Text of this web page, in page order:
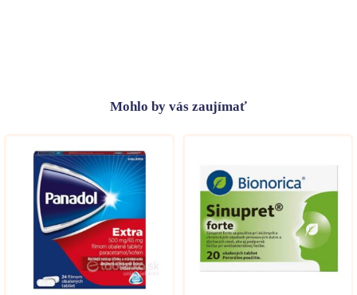
Mohlo by vás zaujímať